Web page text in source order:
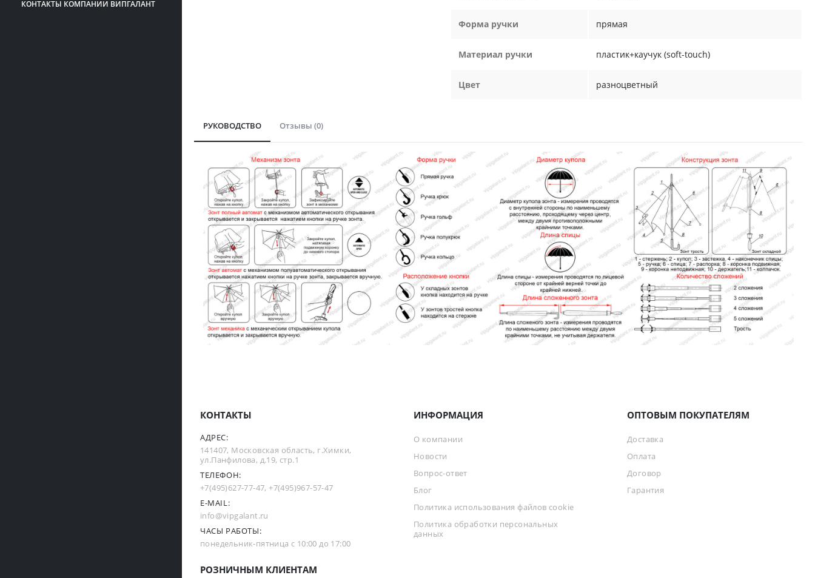
КОНТАКТЫ КОМПАНИИ ВИПГАЛАНТ
Форма ручки прямая
Материал ручки пластик+каучук (soft-touch)
Цвет разноцветный
РУКОВОДСТВО Отзывы (0)
КОНТАКТЫ
АДРЕС:
141407, Московская область, г.Химки,
ул.Панфилова, д.19, стр.1
ТЕЛЕФОН:
+7(495)627-77-47,+7(495)967-57-47
E-MAIL:
info@vipgalant.ru
ЧАСЫ РАБОТЫ:
понедельник-пятница с 10:00 до 17:00
ИНФОРМАЦИЯ
О компании
Новости
Вопрос-ответ
Блог
Политика использования файлов cookie
Политика обработки персональных
данных
ОПТОВЫМ ПОКУПАТЕЛЯМ
Доставка
Оплата
Договор
Гарантия
РОЗНИЧНЫМ КЛИЕНТАМ